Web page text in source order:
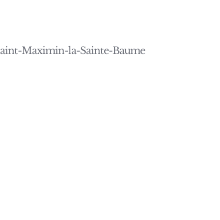
Maximin-la-Sainte-Baume